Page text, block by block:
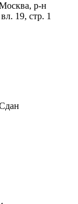
р-н
19, стр. 1